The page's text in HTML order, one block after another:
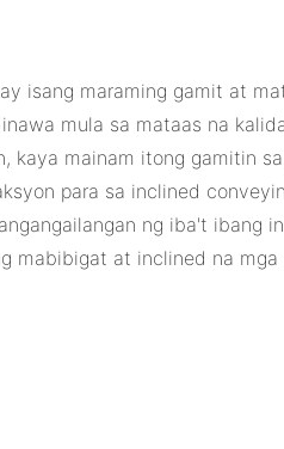
ay isang maraming gamit at
mula sa mataas na
kaya mainam itong gamitin
para sa inclined
ng iba't ibang
mabibigat at inclined na